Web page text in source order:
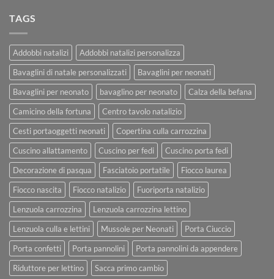
TAGS
Addobbi natalizi
Addobbi natalizi personalizza
Bavaglini di natale personalizzati
Bavaglini per neonati
Bavaglini per neonato
bavaglino per neonato
Calza della befana
Camicino della fortuna
Centro tavolo natalizio
Cesti portaoggetti neonati
Copertina culla carrozzina
Cuscino allattamento
Cuscino per fedi
Cuscino porta fedi
Decorazione di pasqua
Fasciatoio portatile
Fiocco laurea
Fiocco nascita
Fiocco natalizio
Fuoriporta natalizio
Lenzuola carrozzina
Lenzuola carrozzina lettino
Lenzuola culla e lettini
Mussole per Neonati
Porta Ciuccio
Porta confetti
Porta pannolini
Porta pannolini da appendere
Riduttore per lettino
Sacca primo cambio